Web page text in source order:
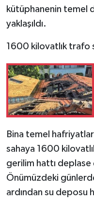
kütüphanenin temel
yaklaşıldı.
1600 kilovatlık trafo
Bina temel
sahaya 1600
gerilim hattı deplase
Önümüzdeki
ardından su deposu